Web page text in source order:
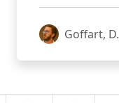
Goffart, D.